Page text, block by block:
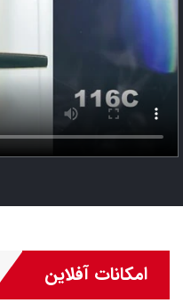
امکانات آفلاین